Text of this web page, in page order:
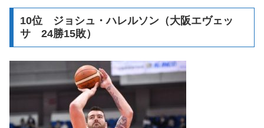
10位 ジョシュ・ハレルソン（大阪エヴェッ
サ 24勝15敗）